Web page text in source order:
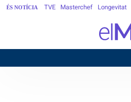
ÉS NOTÍCIA TVE Masterchef Longevitat